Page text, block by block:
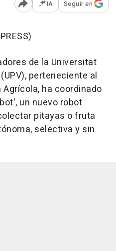
Abrir opciones para
IA Seguir en
de la Universitat
perteneciente al
ha coordinado
un nuevo robot
pitayas o fruta
selectiva y sin